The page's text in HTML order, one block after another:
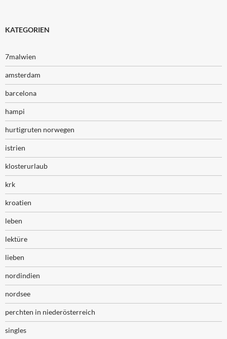
KATEGORIEN
7malwien
amsterdam
barcelona
hampi
hurtigruten norwegen
istrien
klosterurlaub
krk
kroatien
leben
lektüre
lieben
nordindien
nordsee
perchten in niederösterreich
singles